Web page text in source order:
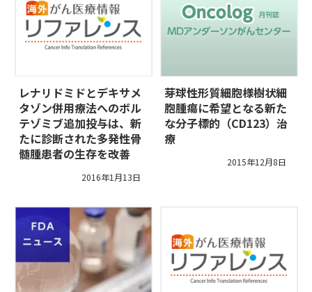
レナリドミドとデキサメ
タゾン併用療法へのボル
テゾミブ追加投与は、新
たに診断された多発性骨
髄腫患者の生存を改善
2016年1月13日
芽球性形質細胞様樹状細
胞腫瘍に希望となる新た
な分子標的（CD123）治
療
2015年12月8日